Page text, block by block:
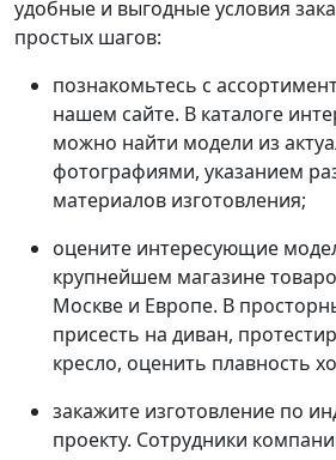
удобные и выгодные условия
простых шагов:
познакомьтесь с
нашем сайте. В каталоге
можно найти модели из
фотографиями, указанием
материалов изготовления;
оцените интересующие
крупнейшем магазине
Москве и Европе. В
присесть на диван,
кресло, оценить плавность
закажите изготовление по
проекту. Сотрудники